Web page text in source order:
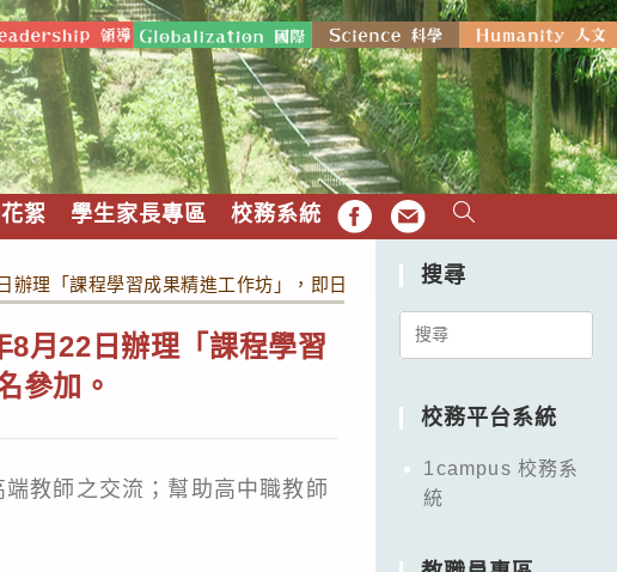
絮 學生家長專區 校務系統 FB EMAIL
理「課程學習成果精進工作坊」，即日起開放報名，敬請相關人員報名
8月22日辦理「課程學習
參加。
教師之交流；幫助高中職教師
搜尋
Search
校務平台系統
1campus 校務系
統